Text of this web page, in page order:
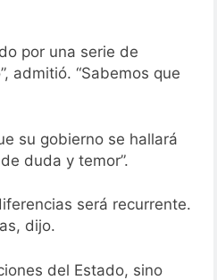
por una serie de
admitió. “Sabemos que
su gobierno se hallará
duda y temor”.
será recurrente.
dijo.
del Estado, sino